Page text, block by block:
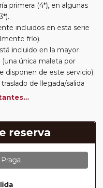
primera (4*), en algunas
incluidos en esta serie
frío).
incluido en la mayor
única maleta por
disponen de este servicio).
de llegada/salida
(incluirá un número de
en su itinerario).
algunas cenas. En
normalmente las entradas
y otros viajes
reserva
Praga